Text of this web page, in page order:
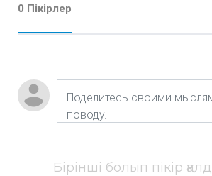
0 Пікірлер
Бірінші болып пікір